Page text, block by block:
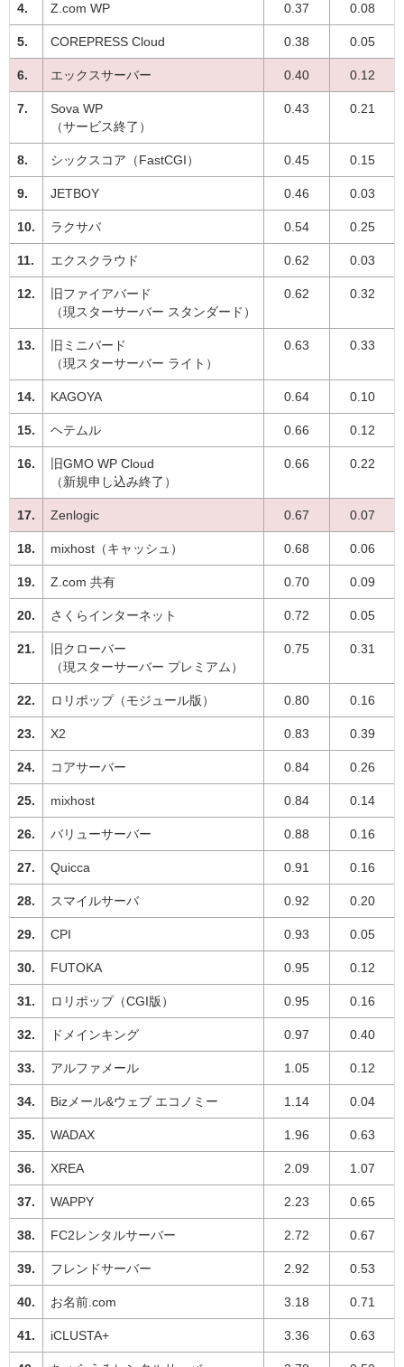
Z.com WP 0.37 0.08
COREPRESS Cloud 0.38 0.05
エックスサーバー 0.40 0.12
Sova WP
（サービス終了）
0.43 0.21
シックスコア（FastCGI） 0.45 0.15
JETBOY 0.46 0.03
ラクサバ 0.54 0.25
エクスクラウド 0.62 0.03
旧ファイアバード
（現スターサーバー スタンダード）
0.62 0.32
旧ミニバード
（現スターサーバー ライト）
0.63 0.33
KAGOYA 0.64 0.10
ヘテムル 0.66 0.12
旧GMO WP Cloud
（新規申し込み終了）
0.66 0.22
Zenlogic 0.67 0.07
mixhost（キャッシュ） 0.68 0.06
Z.com 共有 0.70 0.09
さくらインターネット 0.72 0.05
旧クローバー
（現スターサーバー プレミアム）
0.75 0.31
ロリポップ（モジュール版） 0.80 0.16
X2 0.83 0.39
コアサーバー 0.84 0.26
mixhost 0.84 0.14
バリューサーバー 0.88 0.16
Quicca 0.91 0.16
スマイルサーバ 0.92 0.20
CPI 0.93 0.05
FUTOKA 0.95 0.12
ロリポップ（CGI版） 0.95 0.16
ドメインキング 0.97 0.40
アルファメール 1.05 0.12
Bizメール&ウェブ エコノミー 1.14 0.04
WADAX 1.96 0.63
XREA 2.09 1.07
WAPPY 2.23 0.65
FC2レンタルサーバー 2.72 0.67
フレンドサーバー 2.92 0.53
お名前.com 3.18 0.71
iCLUSTA+ 3.36 0.63